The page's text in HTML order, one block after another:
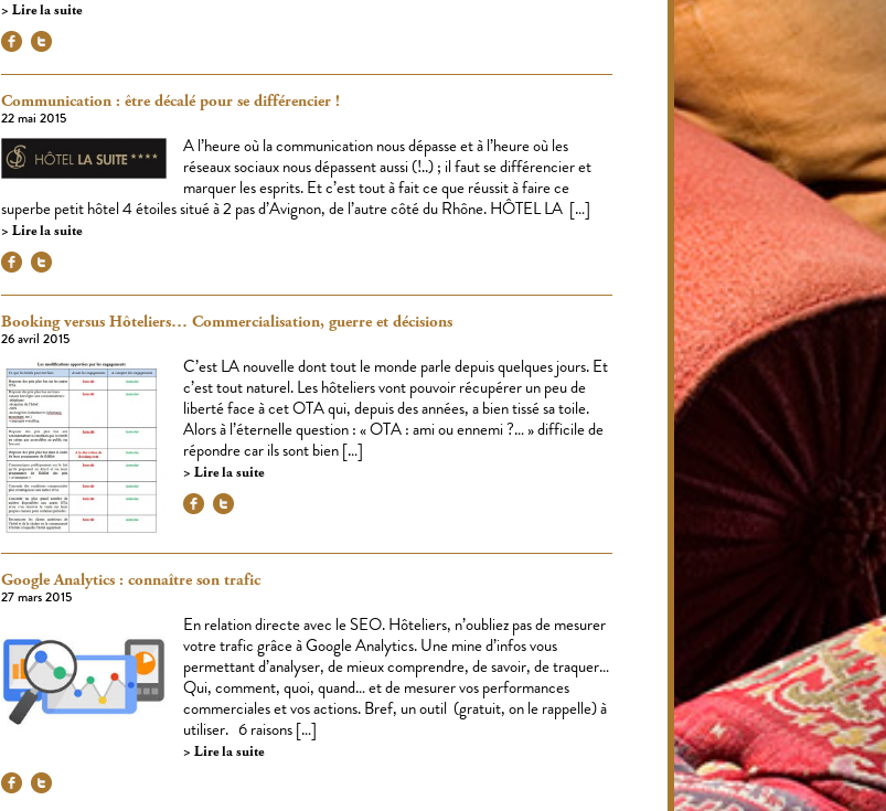
Lire la suite
Communication : être décalé pour se différencier !
22 mai 2015
A l’heure où la communication nous dépasse et à l’heure où les
réseaux sociaux nous dépassent aussi (!..) ; il faut se différencier et
marquer les esprits. Et c’est tout à fait ce que réussit à faire ce
superbe petit hôtel 4 étoiles situé à 2 pas d’Avignon, de l’autre côté du Rhône. HÔTEL LA […]
Lire la suite
Booking versus Hôteliers… Commercialisation, guerre et décisions
26 avril 2015
C’est LA nouvelle dont tout le monde parle depuis quelques jours. Et
c’est tout naturel. Les hôteliers vont pouvoir récupérer un peu de
liberté face à cet OTA qui, depuis des années, a bien tissé sa toile.
Alors à l’éternelle question : « OTA : ami ou ennemi ?… » difficile de
répondre car ils sont bien […]
Lire la suite
Google Analytics : connaître son trafic
27 mars 2015
En relation directe avec le SEO. Hôteliers, n’oubliez pas de mesurer
votre trafic grâce à Google Analytics. Une mine d’infos vous
permettant d’analyser, de mieux comprendre, de savoir, de traquer…
Qui, comment, quoi, quand… et de mesurer vos performances
commerciales et vos actions. Bref, un outil (gratuit, on le rappelle) à
utiliser. 6 raisons […]
Lire la suite